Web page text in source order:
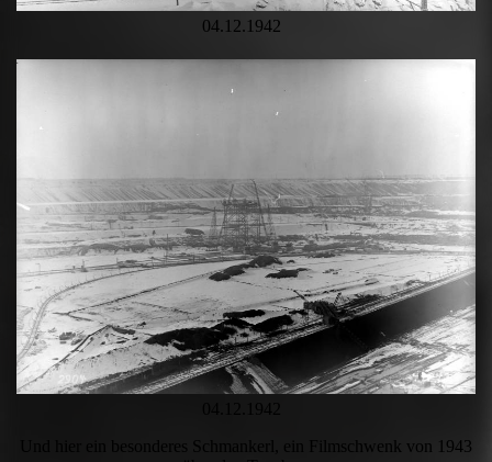
04.12.1942
Und hier ein besonderes Schmankerl, ein Filmschwenk von 1943